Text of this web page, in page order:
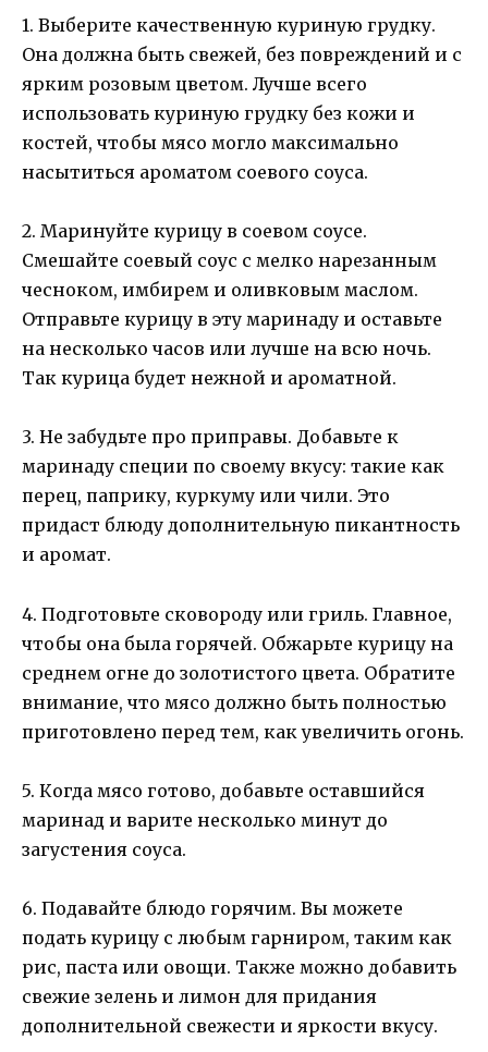
1. Выберите качественную куриную грудку.
Она должна быть свежей, без повреждений и с
ярким розовым цветом. Лучше всего
использовать куриную грудку без кожи и
костей, чтобы мясо могло максимально
насытиться ароматом соевого соуса.
2. Маринуйте курицу в соевом соусе.
Смешайте соевый соус с мелко нарезанным
чесноком, имбирем и оливковым маслом.
Отправьте курицу в эту маринаду и оставьте
на несколько часов или лучше на всю ночь.
Так курица будет нежной и ароматной.
3. Не забудьте про приправы. Добавьте к
маринаду специи по своему вкусу: такие как
перец, паприку, куркуму или чили. Это
придаст блюду дополнительную пикантность
и аромат.
4. Подготовьте сковороду или гриль. Главное,
чтобы она была горячей. Обжарьте курицу на
среднем огне до золотистого цвета. Обратите
внимание, что мясо должно быть полностью
приготовлено перед тем, как увеличить огонь.
5. Когда мясо готово, добавьте оставшийся
маринад и варите несколько минут до
загустения соуса.
6. Подавайте блюдо горячим. Вы можете
подать курицу с любым гарниром, таким как
рис, паста или овощи. Также можно добавить
свежие зелень и лимон для придания
дополнительной свежести и яркости вкусу.